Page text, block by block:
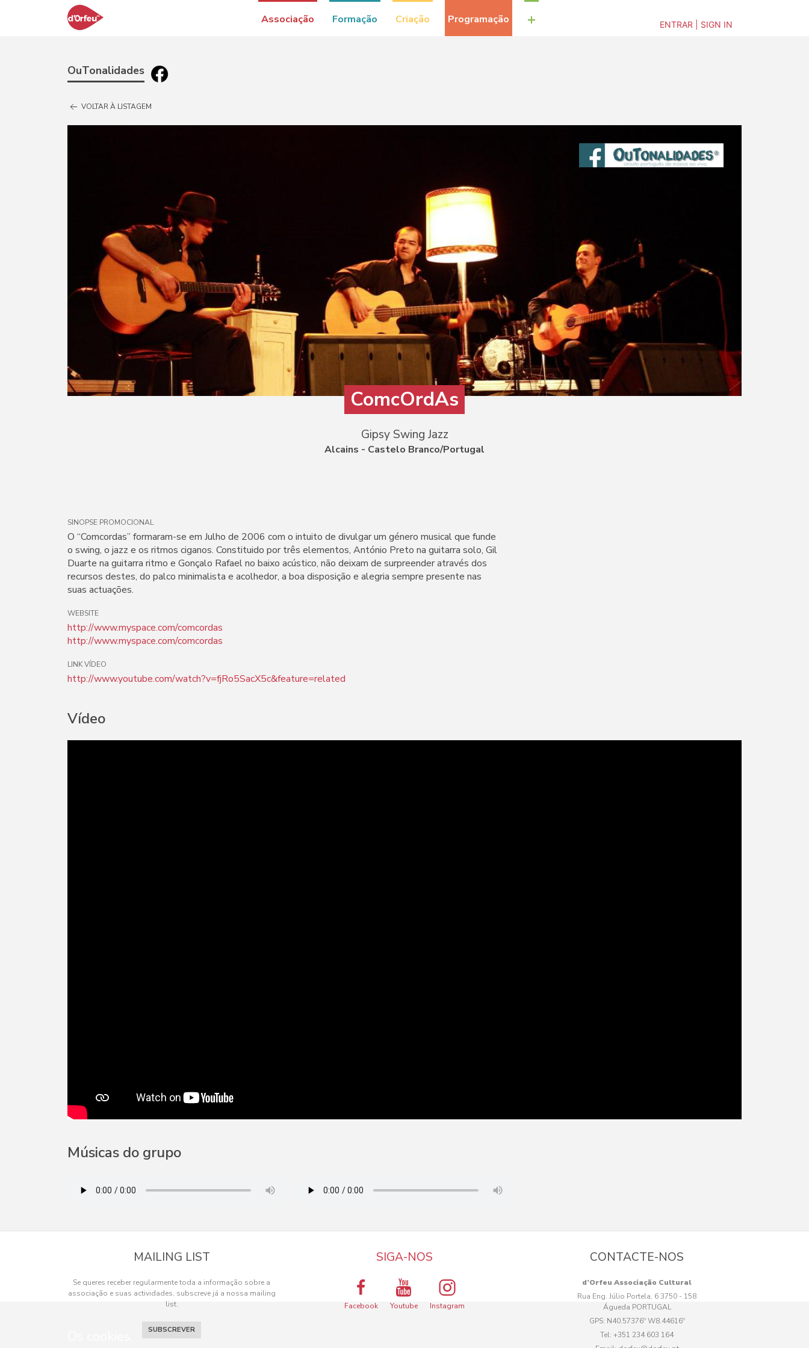
Associação Formação Criação Programação + ENTRAR | SIGN IN
OuTonalidades
VOLTAR À LISTAGEM
ComcOrdAs
Gipsy Swing Jazz
Alcains - Castelo Branco/Portugal
SINOPSE PROMOCIONAL
O “Comcordas” formaram-se em Julho de 2006 com o intuito de divulgar um género musical que funde
o swing, o jazz e os ritmos ciganos. Constituido por três elementos, António Preto na guitarra solo, Gil
Duarte na guitarra ritmo e Gonçalo Rafael no baixo acústico, não deixam de surpreender através dos
recursos destes, do palco minimalista e acolhedor, a boa disposição e alegria sempre presente nas
suas actuações.
WEBSITE
http://www.myspace.com/comcordas
http://www.myspace.com/comcordas
LINK VÍDEO
http://www.youtube.com/watch?v=fjRo5SacX5c&feature=related
Vídeo
Músicas do grupo
MAILING LIST
Se queres receber regularmente toda a informação sobre a
associação e suas actividades, subscreve já a nossa mailing
list.
SUBSCREVER
SIGA-NOS
Facebook Youtube Instagram
CONTACTE-NOS
d’Orfeu Associação Cultural
Rua Eng. Júlio Portela, 6 3750 - 158
Águeda PORTUGAL
GPS: N40.57376º W8.44616º
Tel:+351 234 603 164